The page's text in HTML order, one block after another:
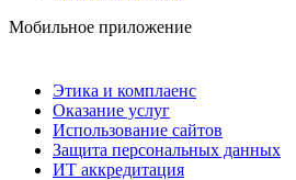
Мобильное приложение
Этика и комплаенс
Оказание услуг
Использование сайтов
Защита персональных данных
ИТ аккредитация